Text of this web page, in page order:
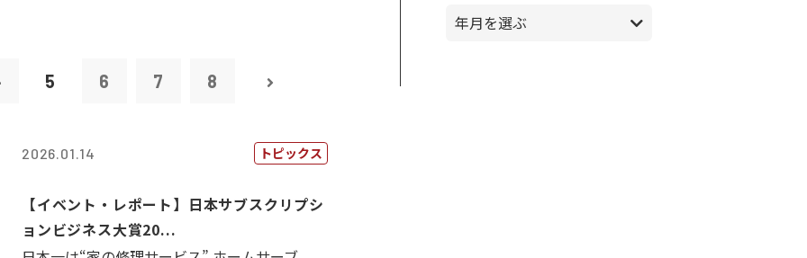
5 6 7 8
2026.01.14 トピックス
【イベント・レポート】日本サブスクリプシ
ョンビジネス大賞20...
年月を選ぶ